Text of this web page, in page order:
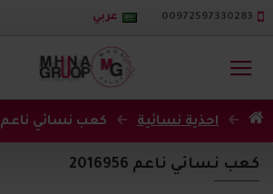
00972597330283 عربي
احذية نسائية كعب نسائي ناعم 2016956
كعب نسائي ناعم 2016956